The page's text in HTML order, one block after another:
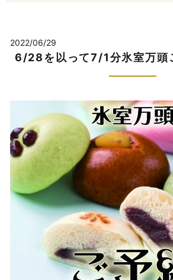
2022/06/29
6/28を以って7/1分氷室万頭